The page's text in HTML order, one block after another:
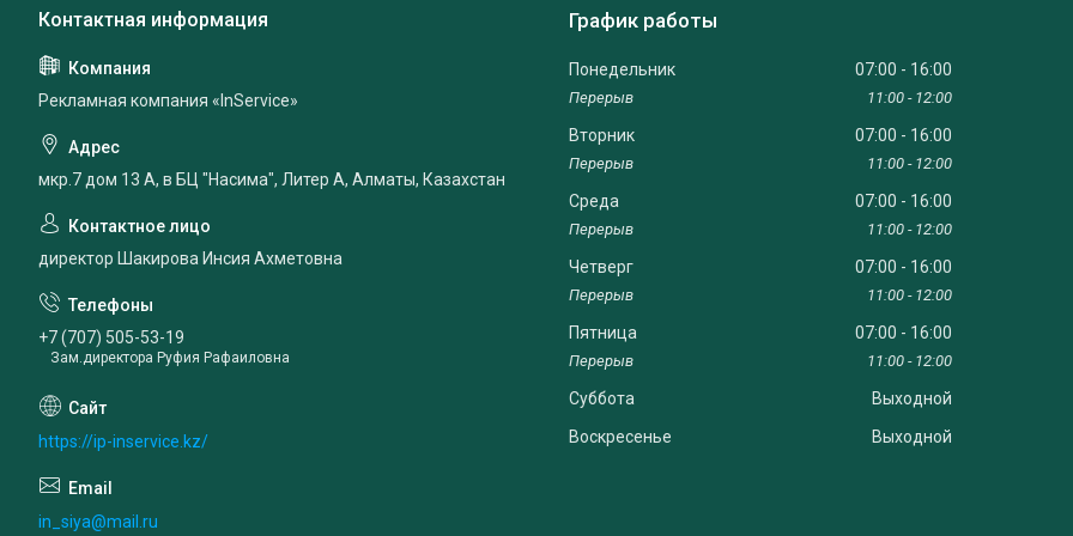
Рекламная компания «InService»
мкр.7 дом 13 А, в БЦ "Насима", Литер А, Алматы, Казахстан
директор Шакирова Инсия Ахметовна
+7 (707) 505-53-19
Зам.директора Руфия Рафаиловна
https://ip-inservice.kz/
in_siya@mail.ru
График работы
Понедельник 07:00 16:00
11:00 12:00
Вторник 07:00 16:00
11:00 12:00
Среда 07:00 16:00
11:00 12:00
Четверг 07:00 16:00
11:00 12:00
Пятница 07:00 16:00
11:00 12:00
Суббота
Выходной
Воскресенье
Выходной